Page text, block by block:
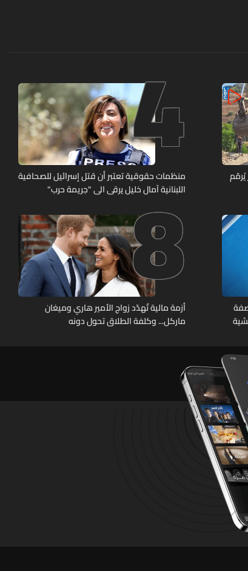
4
منظمات حقوقية تعتبر أن قتل إسرائيل للصحافية
اللبنانية آمال خليل يرقى الى "جريمة حرب"
8
أزمة مالية تُهدّد زواج الأمير هاري وميغان
ماركل... وكلفة الطلاق تحول دونه